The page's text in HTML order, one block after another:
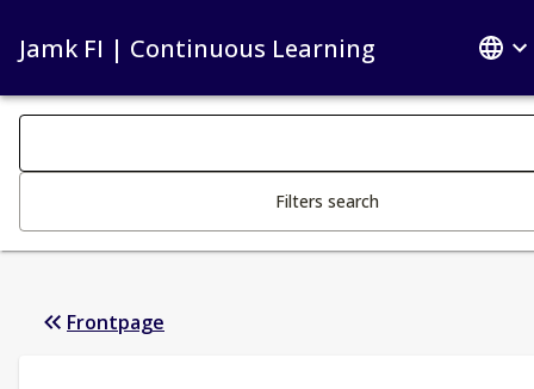
Jamk FI | Continuous Learning
Search filters
Filters search
Frontpage